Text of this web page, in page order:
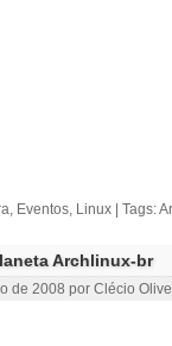
, Eventos, Linux | Tags:
Archlinux-br
de 2008 por Clécio